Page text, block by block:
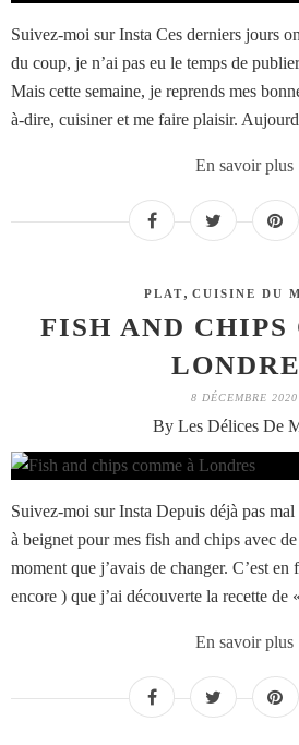
Suivez-moi sur Insta Ces derniers jours
du coup, je n’ai pas eu le temps de
Mais cette semaine, je reprends mes
à-dire, cuisiner et me faire plaisir.
En savoir plus
PLAT, CUISINE DU
FISH AND CHIPS
8 DÉCEMBRE 2020
By Les Délices De
Suivez-moi sur Insta Depuis déjà pas mal
à beignet pour mes fish and chips avec
moment que j’avais de changer. C’est
encore ) que j’ai découverte la recette de
En savoir plus